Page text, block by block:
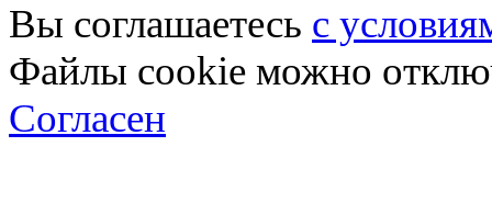
Вы соглашаетесь с
Файлы cookie можно
Согласен